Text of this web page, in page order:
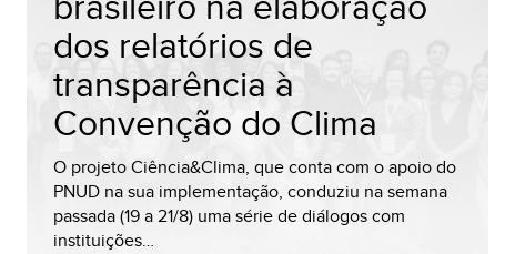
dos relatórios de
transparência à
Convenção do Clima
O projeto Ciência&Clima, que conta com o apoio do
PNUD na sua implementação, conduziu na semana
passada (19 a 21/8) uma série de diálogos com
instituições…